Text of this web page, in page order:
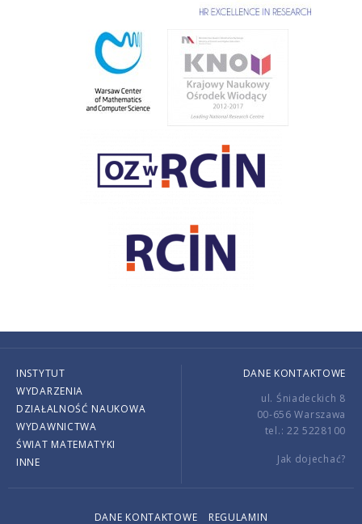
INSTYTUT
WYDARZENIA
DZIAŁALNOŚĆ NAUKOWA
WYDAWNICTWA
ŚWIAT MATEMATYKI
INNE
DANE KONTAKTOWE
ul. Śniadeckich 8
00-656 Warszawa
tel.: 22 5228100
Jak dojechać?
DANE KONTAKTOWE REGULAMIN